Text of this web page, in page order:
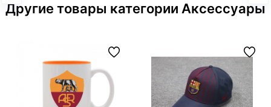
Другие товары категории Аксессуары